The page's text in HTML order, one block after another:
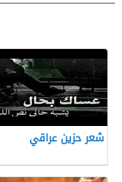
شعر حزين عراقي